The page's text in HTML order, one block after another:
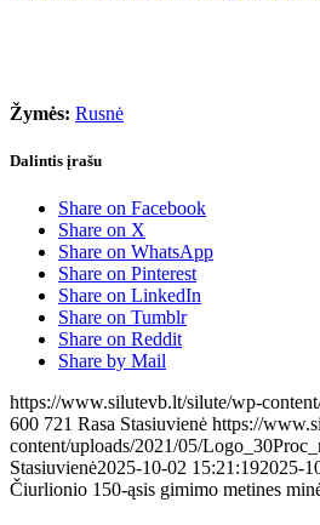
Žymės: Rusnė
Dalintis įrašu
Share on Facebook
Share on X
Share on WhatsApp
Share on Pinterest
Share on LinkedIn
Share on Tumblr
Share on Reddit
Share by Mail
https://www.silutevb.lt/silute/wp-
600 721 Rasa Stasiuvienė https://
content/uploads/2021/05/
Stasiuvienė2025-10-02 15:21:192025-
Čiurlionio 150-ąsis gimimo metines